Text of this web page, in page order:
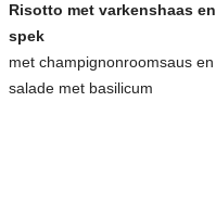
Risotto met varkenshaas en
spek
met champignonroomsaus en
salade met basilicum